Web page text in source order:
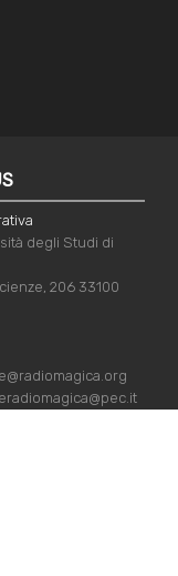
degli Studi di
206 33100